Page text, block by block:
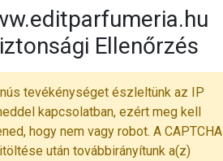
Ellenőrzés
tevékénységet észleltünk az IP
kapcsolatban, ezért meg kell
hogy nem vagy robot. A CAPTCHA
után továbbirányítunk a(z)